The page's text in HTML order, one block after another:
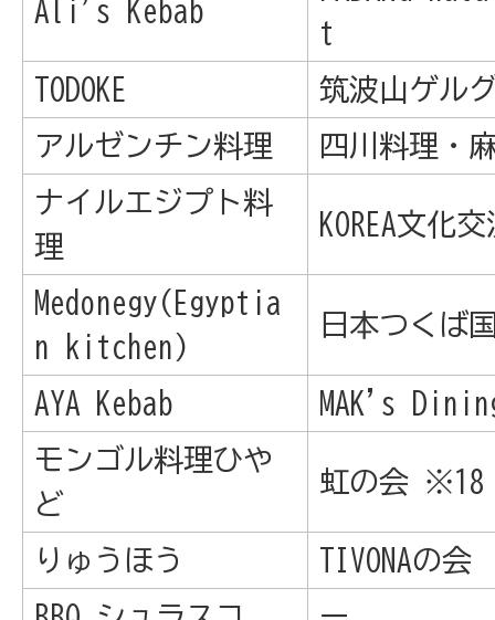
Ali's Kebab
t
TODOKE
筑波山ゲル
アルゼンチン料理
四川料理・
ナイルエジプト料
理
KOREA文化
Medonegy(Egyptia
n kitchen)
日本つくば
AYA Kebab
MAK's
モンゴル料理ひや
ど
虹の会 ※18
りゅうほう
TIVONAの会